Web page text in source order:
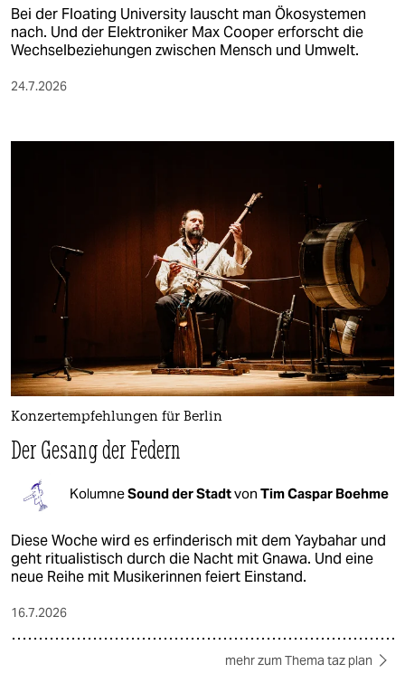
Bei der Floating University lauscht man Ökosystemen
nach. Und der Elektroniker Max Cooper erforscht die
Wechselbeziehungen zwischen Mensch und Umwelt.
24.7.2026
Konzertempfehlungen für Berlin
Der Gesang der Federn
KolumneSound der Stadtvon Tim Caspar Boehme
Diese Woche wird es erfinderisch mit dem Yaybahar und
geht ritualistisch durch die Nacht mit Gnawa. Und eine
neue Reihe mit Musikerinnen feiert Einstand.
16.7.2026
mehr zum Thema taz plan